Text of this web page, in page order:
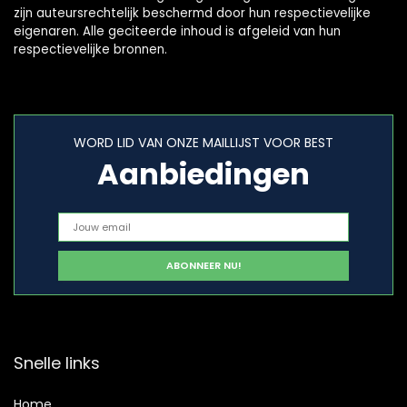
zijn auteursrechtelijk beschermd door hun respectievelijke
eigenaren. Alle geciteerde inhoud is afgeleid van hun
respectievelijke bronnen.
WORD LID VAN ONZE MAILLIJST VOOR BEST
Aanbiedingen
Snelle links